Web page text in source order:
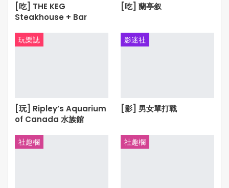
[吃] THE KEG
Steakhouse + Bar
[吃] 蘭亭叙
玩樂誌
[玩] Ripley’s Aquarium
of Canada 水族館
影迷社
[影] 男女單打戰
社趣欄 社趣欄